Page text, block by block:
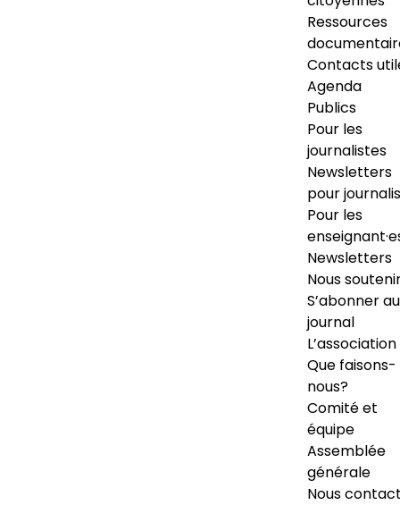
Ressources
Contacts
Agenda
Publics
Pour les
journalistes
Newsletters
pour
Pour les
Newsletters
Nous
S’abonner au
journal
L’association
Que faisons-
nous?
Comité et
équipe
Assemblée
générale
Nous